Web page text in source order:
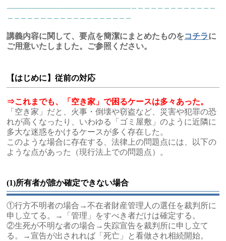
講義内容に関して、要点を簡潔にまとめたものをコチラに
ご用意いたしました。ご参照ください。
【はじめに】従前の対応
⇒これまでも、「空き家」で困るケースは多々あった。
「空き家」だと、火事・倒壊や窃盗など、災害や犯罪の恐
れが高くなったり、いわゆる「ゴミ屋敷」のように近隣に
多大な迷惑をかけるケースが多く存在した。
このような場合に存在する、法律上の問題点には、以下の
ような点があった（現行法上での問題点）。
(1)所有者が誰か確定できない場合
①行方不明者の場合→不在者財産管理人の選任を裁判所に
申し立てる。→「管理」をすべき者だけは確定する。
②生死が不明な者の場合→失踪宣告を裁判所に申し立て
る。→宣告が出されれば「死亡」と看做され相続開始。